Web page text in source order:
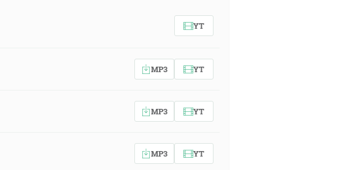
YT
MP3 YT
MP3 YT
MP3 YT